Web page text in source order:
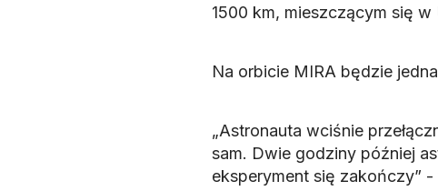
1500 km, mieszczącym się
Na orbicie MIRA będzie
„Astronauta wciśnie
sam. Dwie godziny później
eksperyment się zakończy” -